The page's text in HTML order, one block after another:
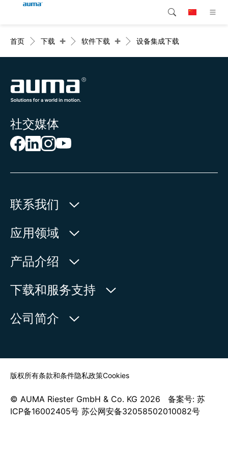
产品介绍
下载
服务支持
公司简介
联系我们
Global
欧洲
亚太地区
北美
搜索
首页 下载 + 软件下载 + 设备集成下载
社交媒体
联系我们
欧玛执行器(中国)有限公司
人民北路171号
215499
邮箱:mailbox@auma-china.com
联系表
应用领域
水利
电力
通用工业
产品介绍
产品查询
下载和服务支持
欧玛中国联系方式
公司简介
© AUMA Riester GmbH & Co. KG 2026 备案号: 苏
ICP备16002405号 苏公网安备32058502010082号
版权所有条款和条件隐私政策Cookies